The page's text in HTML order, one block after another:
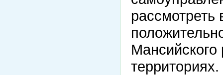
рассмотреть
Мансийского
территориях.